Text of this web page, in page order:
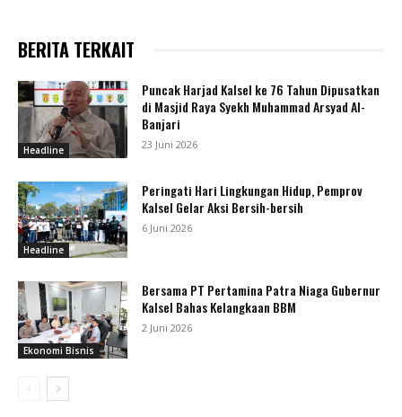
BERITA TERKAIT
Headline
Puncak Harjad Kalsel ke 76 Tahun Dipusatkan
di Masjid Raya Syekh Muhammad Arsyad Al-
Banjari
23 Juni 2026
Headline
Peringati Hari Lingkungan Hidup, Pemprov
Kalsel Gelar Aksi Bersih-bersih
6 Juni 2026
Ekonomi Bisnis
Bersama PT Pertamina Patra Niaga Gubernur
Kalsel Bahas Kelangkaan BBM
2 Juni 2026